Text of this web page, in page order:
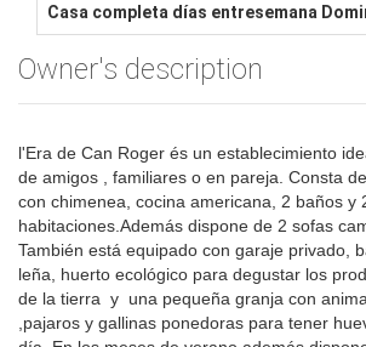
Casa completa días entresemana
Owner's description
l'Era de Can Roger és un establecimiento
de amigos , familiares o en pareja. Consta
con chimenea, cocina americana, 2 baños y
habitaciones.Además dispone de 2 sofas
También está equipado con garaje privado,
leña, huerto ecológico para degustar los
de la tierra y una pequeña granja con
,pajaros y gallinas ponedoras para tener